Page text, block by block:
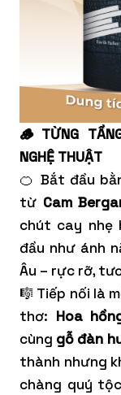
🪵 TỪNG
NGHỆ THUẬT
🍊 Bắt đầu
từ Cam
chút cay nhẹ
đầu như ánh
Âu – rực rỡ,
🎼 Tiếp nối là
thơ: Hoa
cùng gỗ đàn
thành nhưng
chàng quý